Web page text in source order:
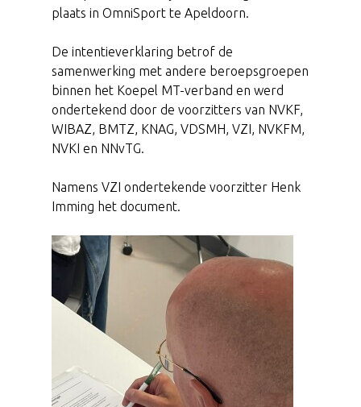
plaats in OmniSport te Apeldoorn.
De intentieverklaring betrof de
samenwerking met andere beroepsgroepen
binnen het Koepel MT-verband en werd
ondertekend door de voorzitters van NVKF,
WIBAZ, BMTZ, KNAG, VDSMH, VZI, NVKFM,
NVKI en NNvTG.
Namens VZI ondertekende voorzitter Henk
Imming het document.